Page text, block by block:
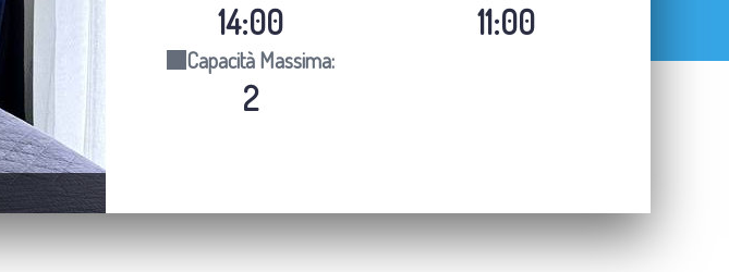
14:00 11:00
Capacità Massima:
2